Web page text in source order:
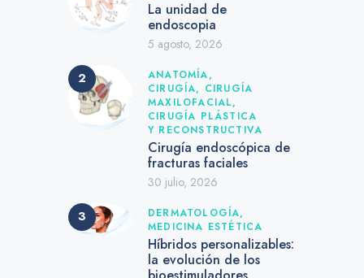
La unidad de
endoscopia
5 agosto, 2026
ANATOMÍA,
CIRUGÍA, CIRUGÍA
MAXILOFACIAL,
CIRUGÍA PLÁSTICA
Y RECONSTRUCTIVA
Cirugía endoscópica de
fracturas faciales
30 julio, 2026
DERMATOLOGÍA,
MEDICINA ESTÉTICA
Híbridos personalizables:
la evolución de los